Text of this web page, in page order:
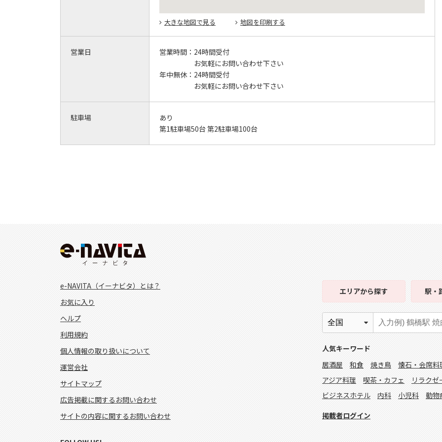
大きな地図で見る 地図を印刷する
営業日 営業時間： 24時間受付
お気軽にお問い合わせ下さい
年中無休： 24時間受付
お気軽にお問い合わせ下さい
駐車場
あり
第1駐車場50台 第2駐車場100台
e-NAVITA（イーナビタ）とは？
お気に入り
ヘルプ
利用規約
個人情報の取り扱いについて
運営会社
サイトマップ
広告掲載に関するお問い合わせ
サイトの内容に関するお問い合わせ
エリアから探す 駅・
人気キーワード
居酒屋
和食 焼き鳥 懐石・会席料
アジア料理
喫茶・カフェ リラクゼ
ビジネスホテル
内科 小児科 動物
掲載者ログイン